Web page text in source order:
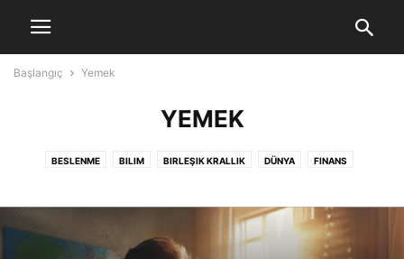
Başlangıç Yemek
YEMEK
BESLENME BILIM BIRLEŞIK KRALLIK DÜNYA FINANS
POLITIKA SAĞLIK SANAT SEYAHAT SINEMA SPOR
TURKISH COMMUNITY YEMEK